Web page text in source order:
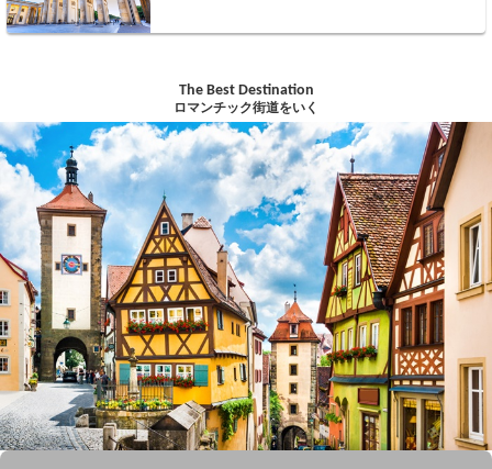
The Best Destination
ロマンチック街道をいく